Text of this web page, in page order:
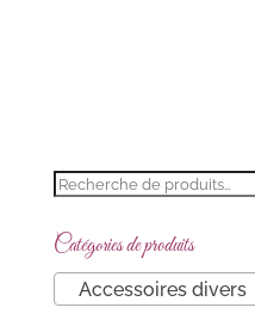
Recherche
Catégories de produits
Accessoires divers